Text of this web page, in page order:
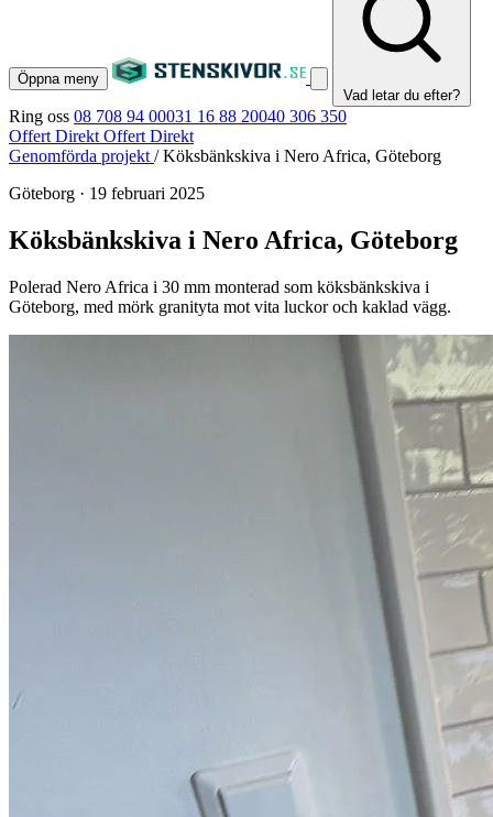
Öppna meny
Vad letar du efter?
Ring oss 08 708 94 00031 16 88 20040 306 350
Offert Direkt Offert Direkt
Genomförda projekt / Köksbänkskiva i Nero Africa, Göteborg
Göteborg · 19 februari 2025
Köksbänkskiva i Nero Africa, Göteborg
Polerad Nero Africa i 30 mm monterad som köksbänkskiva i
Göteborg, med mörk granityta mot vita luckor och kaklad vägg.